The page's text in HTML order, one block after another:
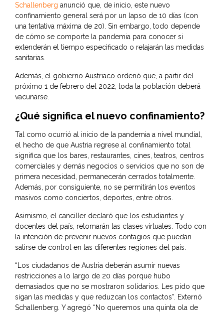
Schallenberg anunció que, de inicio, este nuevo
confinamiento general será por un lapso de 10 días (con
una tentativa máxima de 20). Sin embargo, todo depende
de cómo se comporte la pandemia para conocer si
extenderán el tiempo especificado o relajarán las medidas
sanitarias.
Además, el gobierno Austriaco ordenó que, a partir del
próximo 1 de febrero del 2022, toda la población deberá
vacunarse.
¿Qué significa el nuevo confinamiento?
Tal como ocurrió al inicio de la pandemia a nivel mundial,
el hecho de que Austria regrese al confinamiento total
significa que los bares, restaurantes, cines, teatros, centros
comerciales y demás negocios o servicios que no son de
primera necesidad, permanecerán cerrados totalmente.
Además, por consiguiente, no se permitirán los eventos
masivos como conciertos, deportes, entre otros.
Asimismo, el canciller declaró que los estudiantes y
docentes del país, retomarán las clases virtuales. Todo con
la intención de prevenir nuevos contagios que puedan
salirse de control en las diferentes regiones del país.
“Los ciudadanos de Austria deberán asumir nuevas
restricciones a lo largo de 20 días porque hubo
demasiados que no se mostraron solidarios. Les pido que
sigan las medidas y que reduzcan los contactos”. Externó
Schallenberg. Y agregó “No queremos una quinta ola de